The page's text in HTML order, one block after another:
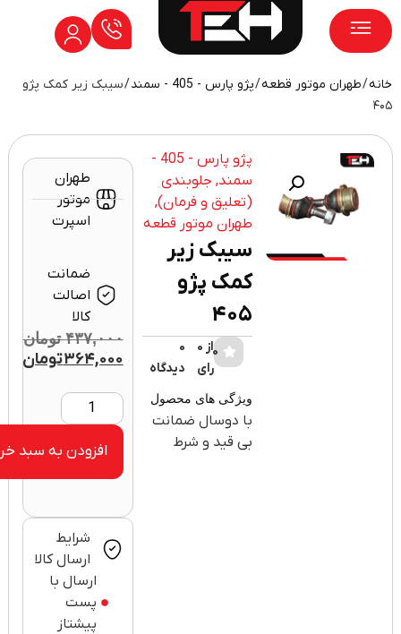
طهران موتور قطعه /پژو پارس - 405 - سمند / سیبک زیر کمک پژو
پژو پارس - 405 -
سمند,جلوبندی
(تعلیق و فرمان),
طهران موتور قطعه
سیبک زیر
کمک پژو
۴۰۵
از 0
رای
0
دیدگاه
ویژگی های محصول
با دوسال ضمانت
بی قید و شرط
طهران
موتور
اسپرت
ضمانت
اصالت
۴۳۷,۰۰۰ تومان
۳۶۴,۰۰۰تومان
افزودن به سبد خرید
شرایط
ارسال کالا
ارسال با
پست
پیشتاز